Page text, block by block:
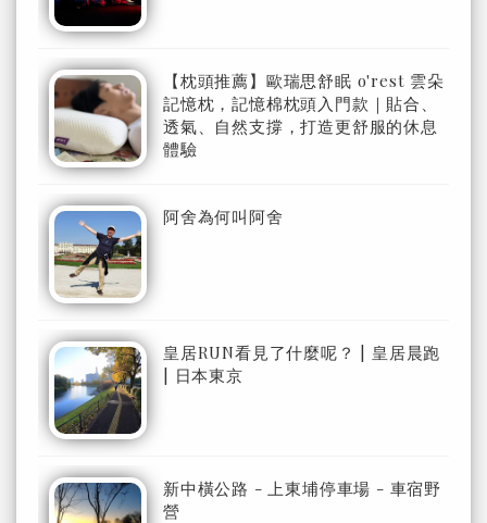
【枕頭推薦】歐瑞思舒眠 o'rest 雲朵
記憶枕，記憶棉枕頭入門款｜貼合、
透氣、自然支撐，打造更舒服的休息
體驗
阿舍為何叫阿舍
皇居RUN看見了什麼呢？ | 皇居晨跑
| 日本東京
新中橫公路 - 上東埔停車場 - 車宿野
營